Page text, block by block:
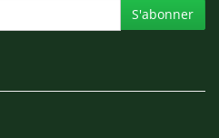
S'abonner